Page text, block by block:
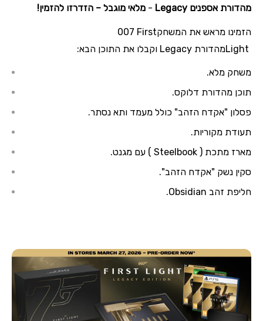
מהדורת אספנים Legacy
- מלאי מוגבל – הזדרזו להזמין!
הזמינו מראש את המשחק007 First
Lightמהדורת Legacy וקבלו את התוכן הבא:
משחק מלא.
תוכן מהדורת דלוקס.
פסלון "אקדח הזהב" כולל מעמד ותא נסתר.
תעודת מקוריות.
מארז מתכת ( Steelbook ) עם מגנט.
סקין נשק "אקדח הזהב"
.
חליפת זהב Obsidian
.